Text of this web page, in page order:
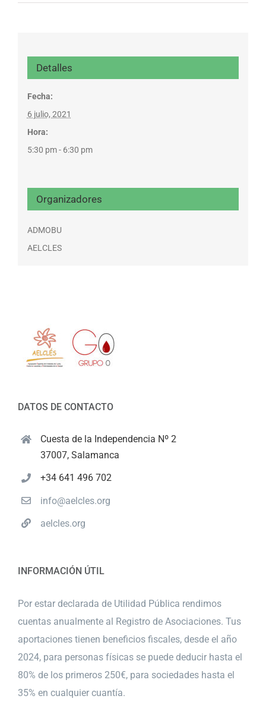
Detalles
Fecha:
6 julio, 2021
Hora:
5:30 pm - 6:30 pm
Organizadores
ADMOBU
AELCLES
DATOS DE CONTACTO
Cuesta de la Independencia Nº 2
37007, Salamanca
+34 641 496 702
info@aelcles.org
aelcles.org
INFORMACIÓN ÚTIL
Por estar declarada de Utilidad Pública rendimos
cuentas anualmente al Registro de Asociaciones. Tus
aportaciones tienen beneficios fiscales, desde el año
2024, para personas físicas se puede deducir hasta el
80% de los primeros 250€, para sociedades hasta el
35% en cualquier cuantía.